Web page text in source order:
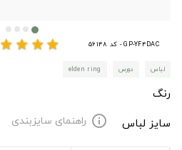
GP-YF4DAC - کد 56148 star
star
star
star
لباس دورس elden ring
رنگ
سایز لباس
info راهنمای سایزبندی